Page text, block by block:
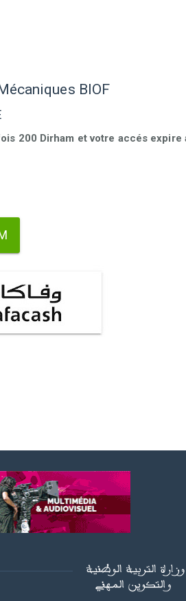
BIOF
200 Dirham et votre accés expire